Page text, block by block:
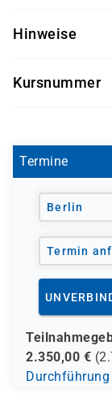
Anwendungen
Hinweise
Kursnummer
Termine
Berlin
Termin
2.350,00 € (